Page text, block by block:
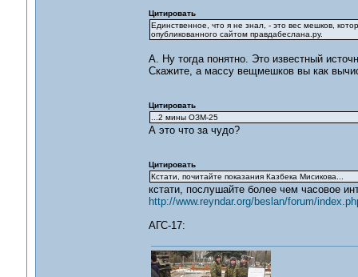
Цитировать
Единственное, что я не знал, - это вес мешков,
опубликованного сайтом правдабеслана.ру.
А. Ну тогда понятно. Это известный
Скажите, а массу вещмешков вы как
Цитировать
...2 мины ОЗМ-25
А это что за чудо?
Цитировать
Кстати, почитайте показания Казбека Мисикова...
кстати, послушайте более чем часовое
http://www.reyndar.org/beslan/forum/
АГС-17: